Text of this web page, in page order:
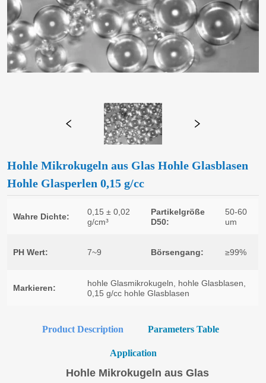
Hohle Mikrokugeln aus Glas Hohle Glasblasen
Hohle Glasperlen 0,15 g/cc
Product Description Parameters Table
Application
Hohle Mikrokugeln aus Glas